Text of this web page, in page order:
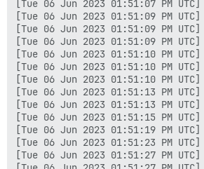
[Tue 06 Jun 2023 01:51:07 PM
[Tue 06 Jun 2023 01:51:09 PM
[Tue 06 Jun 2023 01:51:09 PM UTC]
[Tue 06 Jun 2023 01:51:09 PM
[Tue 06 Jun 2023 01:51:10 PM
[Tue 06 Jun 2023 01:51:10 PM
[Tue 06 Jun 2023 01:51:10 PM
[Tue 06 Jun 2023 01:51:13 PM
[Tue 06 Jun 2023 01:51:13 PM
[Tue 06 Jun 2023 01:51:15 PM
[Tue 06 Jun 2023 01:51:19 PM
[Tue 06 Jun 2023 01:51:23 PM
[Tue 06 Jun 2023 01:51:27 PM